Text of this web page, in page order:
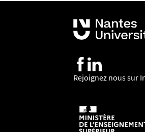
Rejoignez nous sur